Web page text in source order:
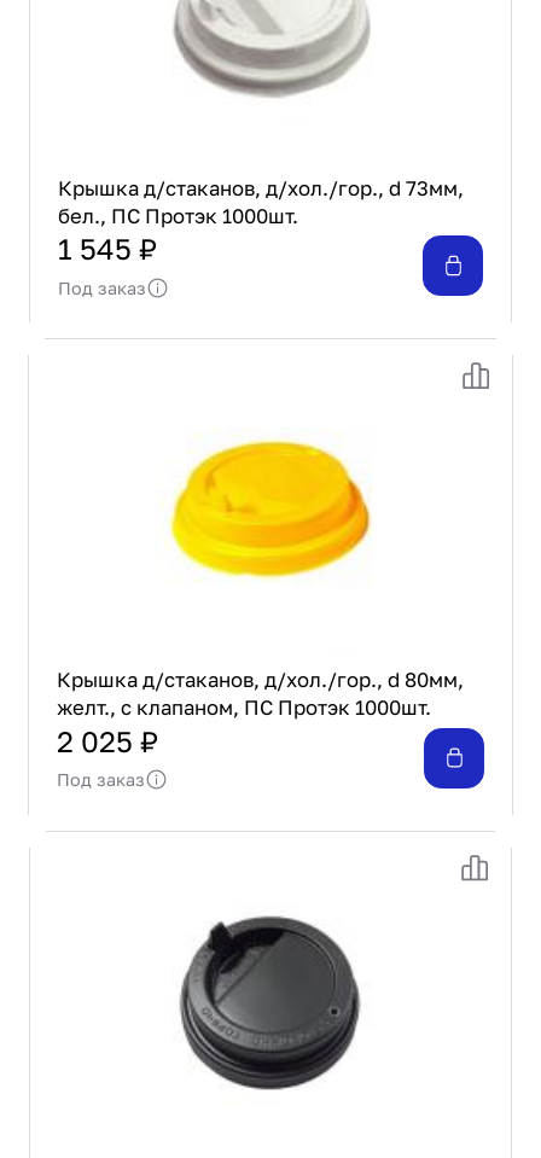
Проектирование
Сервис и монтаж
Лизинг
Акции
О GRANBAZAR
О нас
Бренды
Контакты
Крышка д/стаканов, д/хол./гор., d 73мм,
бел., ПС Протэк 1000шт.
1 545 ₽
Под заказ
Крышка д/стаканов, д/хол./гор., d 80мм,
желт., с клапаном, ПС Протэк 1000шт.
2 025 ₽
Под заказ